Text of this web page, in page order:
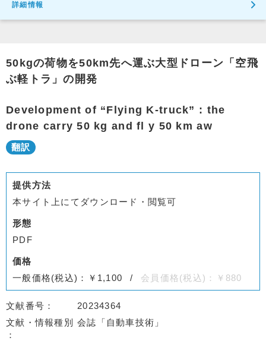
詳細情報
50kgの荷物を50km先へ運ぶ大型ドローン「空飛
ぶ軽トラ」の開発
Development of “Flying K-truck” : the
drone carry 50 kg and fl y 50 km aw
提供方法
本サイト上にてダウンロード・閲覧可
形態
PDF
価格
一般価格(税込)：￥1,100
会員価格(税込)：￥880
文献番号
20234364
文献・情報種別
会誌「自動車技術」